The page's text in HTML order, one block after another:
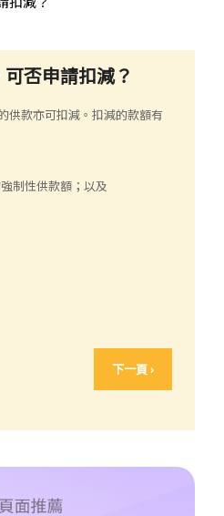
否申請扣減？
供款亦可扣減。扣減的款額有
制性供款額；以及
下一頁 ›